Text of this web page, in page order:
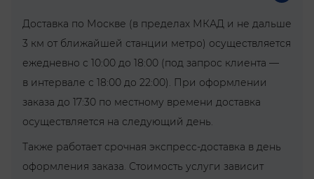
Доставка по Москве (в пределах МКАД и не дальше
3 км от ближайшей станции метро) осуществляется
ежедневно с 10:00 до 18:00 (под запрос клиента —
в интервале с 18:00 до 22:00). При оформлении
заказа до 17:30 по местному времени доставка
осуществляется на следующий день.
Также работает срочная экспресс-доставка в день
оформления заказа. Стоимость услуги зависит